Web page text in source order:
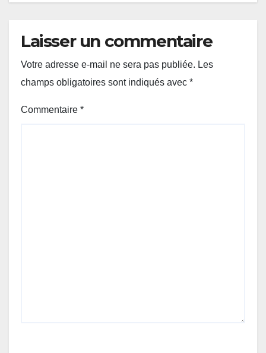
Laisser un commentaire
Votre adresse e-mail ne sera pas publiée. Les
champs obligatoires sont indiqués avec *
Commentaire *